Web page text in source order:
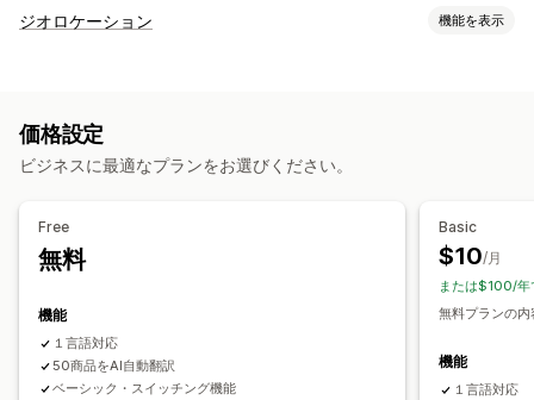
通貨換算
言語翻訳
機械翻訳
翻訳の自動同期 一括翻訳
手動翻訳
用語集管理
スイッチャーデザイン
ジオロケーション 機能を表示
翻訳
価格設定
ビジネスに最適なプランをお選びください。
Free
無料
機能
１言語対応
50商品をAI自動翻訳
ベーシック・スイッチング機能
Basic
$10/月
または$100/年
無料プランの
機能
１言語対応